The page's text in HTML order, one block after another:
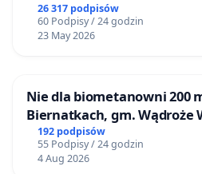
26 317 podpisów
60 Podpisy / 24 godzin
23 May 2026
Nie dla biometanowni 200
Biernatkach, gm. Wądroże
192 podpisów
55 Podpisy / 24 godzin
4 Aug 2026